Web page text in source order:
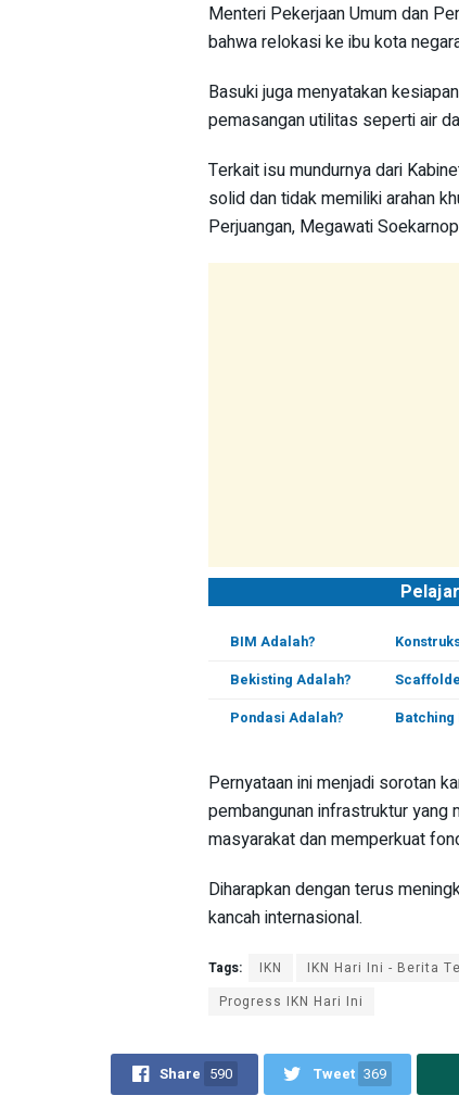
Menteri Pekerjaan Umum dan
bahwa relokasi ke ibu kota
Basuki juga menyatakan
pemasangan utilitas seperti air
Terkait isu mundurnya dari
solid dan tidak memiliki arahan
Perjuangan, Megawati
BIM Adalah?
Bekisting Adalah?
Pondasi Adalah?
Batching
Pernyataan ini menjadi sorotan
pembangunan infrastruktur yang
masyarakat dan memperkuat
Diharapkan dengan terus
kancah internasional.
Tags: IKN IKN Hari Ini - Berita
Progress IKN Hari Ini
Share 590 Tweet 369